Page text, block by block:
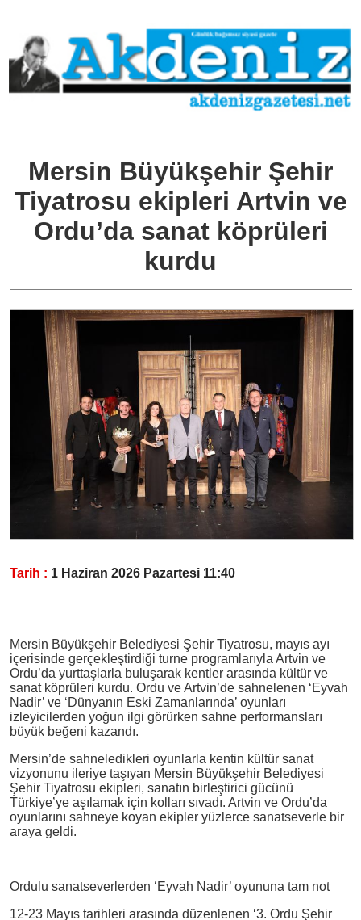
Mersin Büyükşehir Şehir
Tiyatrosu ekipleri Artvin ve
Ordu’da sanat köprüleri
kurdu
Tarih : 1 Haziran 2026 Pazartesi 11:40
Mersin Büyükşehir Belediyesi Şehir Tiyatrosu, mayıs ayı
içerisinde gerçekleştirdiği turne programlarıyla Artvin ve
Ordu’da yurttaşlarla buluşarak kentler arasında kültür ve
sanat köprüleri kurdu. Ordu ve Artvin’de sahnelenen ‘Eyvah
Nadir’ ve ‘Dünyanın Eski Zamanlarında’ oyunları
izleyicilerden yoğun ilgi görürken sahne performansları
büyük beğeni kazandı.
Mersin’de sahneledikleri oyunlarla kentin kültür sanat
vizyonunu ileriye taşıyan Mersin Büyükşehir Belediyesi
Şehir Tiyatrosu ekipleri, sanatın birleştirici gücünü
Türkiye’ye aşılamak için kolları sıvadı. Artvin ve Ordu’da
oyunlarını sahneye koyan ekipler yüzlerce sanatseverle bir
araya geldi.
Ordulu sanatseverlerden ‘Eyvah Nadir’ oyununa tam not
12-23 Mayıs tarihleri arasında düzenlenen ‘3. Ordu Şehir